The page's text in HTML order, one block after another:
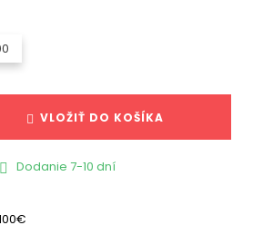
VLOŽIŤ DO KOŠÍKA
 Dodanie 7-10 dní